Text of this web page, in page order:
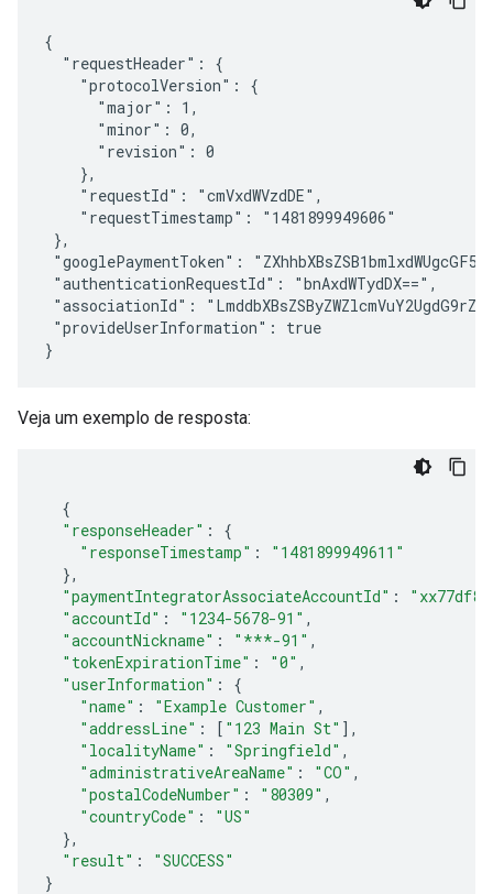
{
  "requestHeader": {
    "protocolVersion": {
      "major": 1,
      "minor": 0,
      "revision": 0
    },
    "requestId": "cmVxdWVzdDE",
    "requestTimestamp": "1481899949606"
},
"googlePaymentToken":
"authenticationRequestId": "bnAxdWTydDX==",
"associationId":
"provideUserInformation": true
Veja um exemplo de resposta:
{
"responseHeader" :
{
"responseTimestamp" :
"1481899949611"
},
"paymentIntegratorAssociateAccountId" :
"accountId" : "1234-5678-91" ,
"accountNickname" : "***-91" ,
"tokenExpirationTime" : "0" ,
"userInformation" :
{
"name" : "Example Customer" ,
"addressLine" : [ "123 Main St" ],
"localityName" : "Springfield" ,
"administrativeAreaName" : "CO" ,
"postalCodeNumber" : "80309" ,
"countryCode" :
"US"
},
"result" :
"SUCCESS"
}